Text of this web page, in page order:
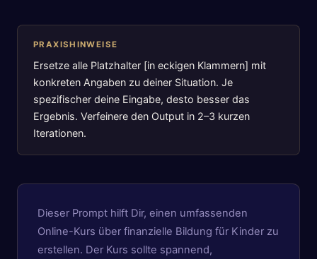
PRAXISHINWEISE
Ersetze alle Platzhalter [in eckigen Klammern] mit
konkreten Angaben zu deiner Situation. Je
spezifischer deine Eingabe, desto besser das
Ergebnis. Verfeinere den Output in 2–3 kurzen
Iterationen.
Dieser Prompt hilft Dir, einen umfassenden
Online-Kurs über finanzielle Bildung für Kinder zu
erstellen. Der Kurs sollte spannend,